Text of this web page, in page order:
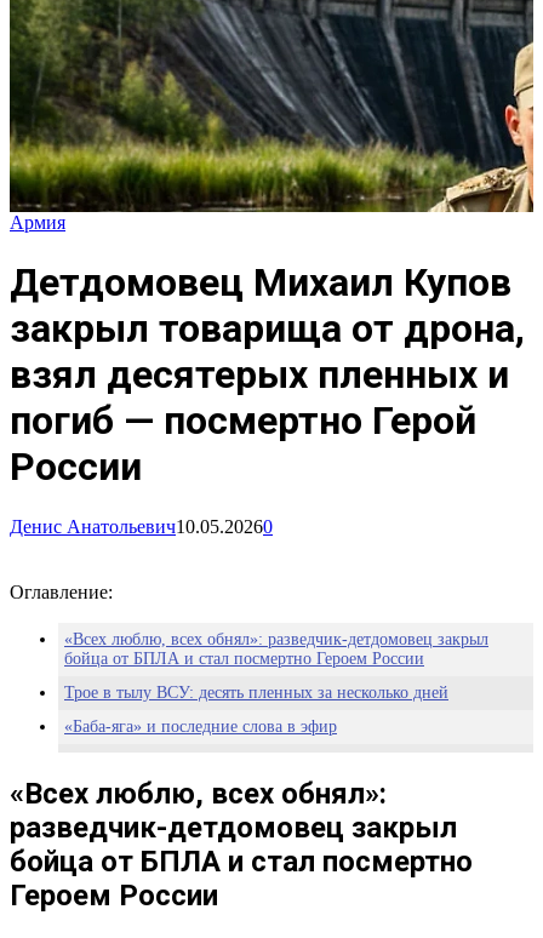
Армия
Детдомовец Михаил Купов
закрыл товарища от дрона,
взял десятерых пленных и
погиб — посмертно Герой
России
Денис Анатольевич10.05.20260
Оглавление:
«Всех люблю, всех обнял»: разведчик-детдомовец закрыл
бойца от БПЛА и стал посмертно Героем России
Трое в тылу ВСУ: десять пленных за несколько дней
«Баба-яга» и последние слова в эфир
Такие истории не забываются — память от Pravda-TV.ru
«Всех люблю, всех обнял»:
разведчик-детдомовец закрыл
бойца от БПЛА и стал посмертно
Героем России